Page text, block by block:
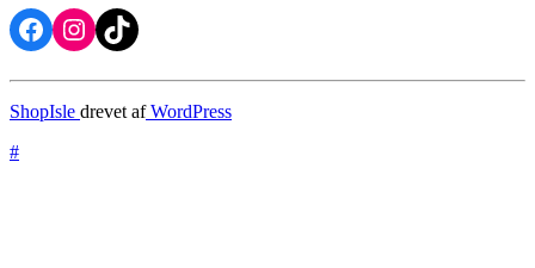
Facebook
Instagram
TikTok
ShopIsle drevet afWordPress
#